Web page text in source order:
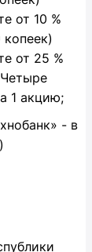
от 10 %
от 25 %
1 акцию;
- в